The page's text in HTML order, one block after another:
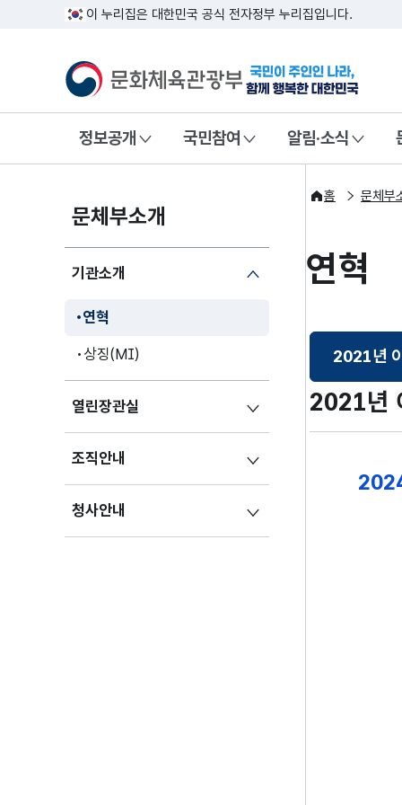
이 누리집은 대한민국 공식 전자정부 누리집입니다.
문화체육관광부국민이 주인
정보공개 국민참여 알림·소식
문체부소개
기관소개
연혁
상징(MI)
열린장관실
조직안내
청사안내
홈 문체부
연혁
2021년
선
2021년